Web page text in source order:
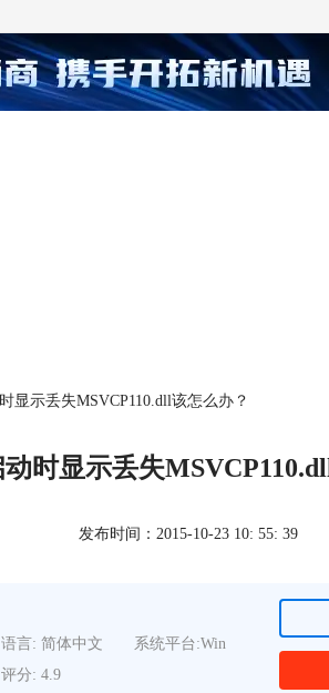
显示丢失MSVCP110.dll该怎么办？
时显示丢失
发布时间：2015-10-23 10: 55: 39
语言: 简体中文
系统平台:Win
评分: 4.9